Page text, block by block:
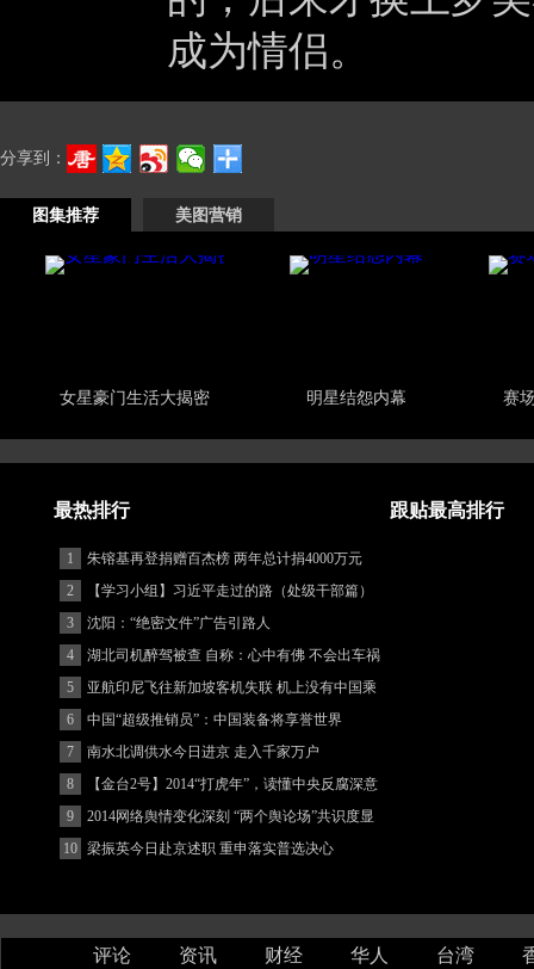
成为情侣。
分享到：
图集推荐 美图营销
女星豪门生活大揭密 明星结怨内幕 赛
最热排行 跟贴最高排行
1
朱镕基再登捐赠百杰榜 两年总计捐4000万元
2
【学习小组】习近平走过的路（处级干部篇）
3
沈阳：“绝密文件”广告引路人
4
湖北司机醉驾被查 自称：心中有佛 不会出车祸
(图)
5
亚航印尼飞往新加坡客机失联 机上没有中国乘
客
6
中国“超级推销员”：中国装备将享誉世界
7
南水北调供水今日进京 走入千家万户
8
【金台2号】2014“打虎年”，读懂中央反腐深意
9
2014网络舆情变化深刻 “两个舆论场”共识度显
著增强
10 梁振英今日赴京述职 重申落实普选决心
评论 资讯 财经 华人 台湾